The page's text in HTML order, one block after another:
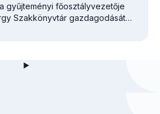
gyűjteményi főosztályvezetője
Szakkönyvtár gazdagodását